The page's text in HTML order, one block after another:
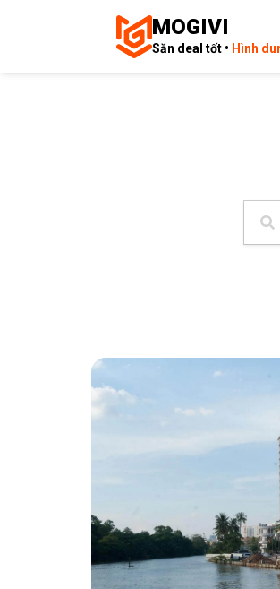
MOGIVI
Săn deal tốt • Hình